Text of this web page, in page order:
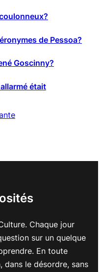
coulonneux?
de Pessoa?
Goscinny?
était
Chaque jour
sur un quelque
En toute
dans le désordre, sans